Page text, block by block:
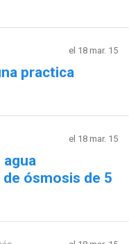
el 18 mar. 15
practica
el 18 mar. 15
ósmosis de 5